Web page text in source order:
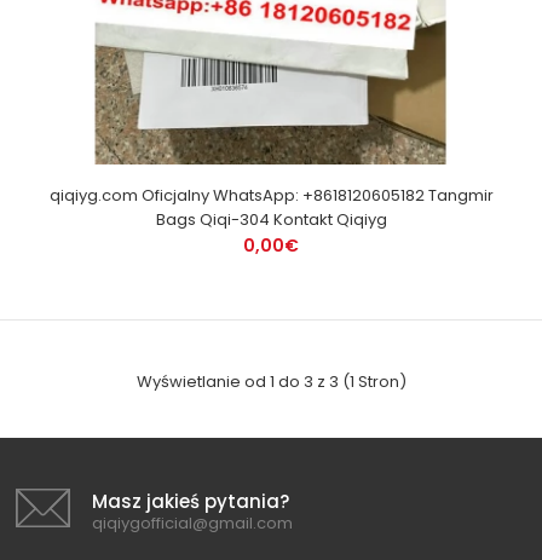
qiqiyg.com Oficjalny WhatsApp: +8618120605182 Tangmir
Bags Qiqi-304 Kontakt Qiqiyg
0,00€
Wyświetlanie od 1 do 3 z 3 (1 Stron)
Masz jakieś pytania?
qiqiygofficial@gmail.com